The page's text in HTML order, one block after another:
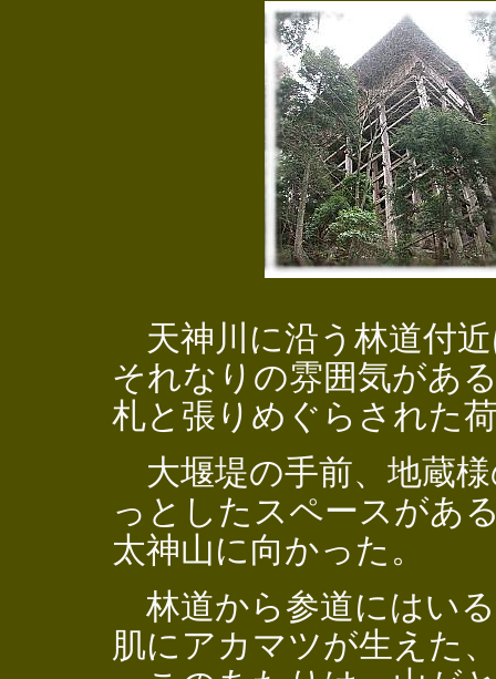
天神川に沿う林道付
それなりの雰囲気があ
札と張りめぐらされた
大堰堤の手前、地蔵
っとしたスペースがあ
太神山に向かった。
林道から参道にはい
肌にアカマツが生えた